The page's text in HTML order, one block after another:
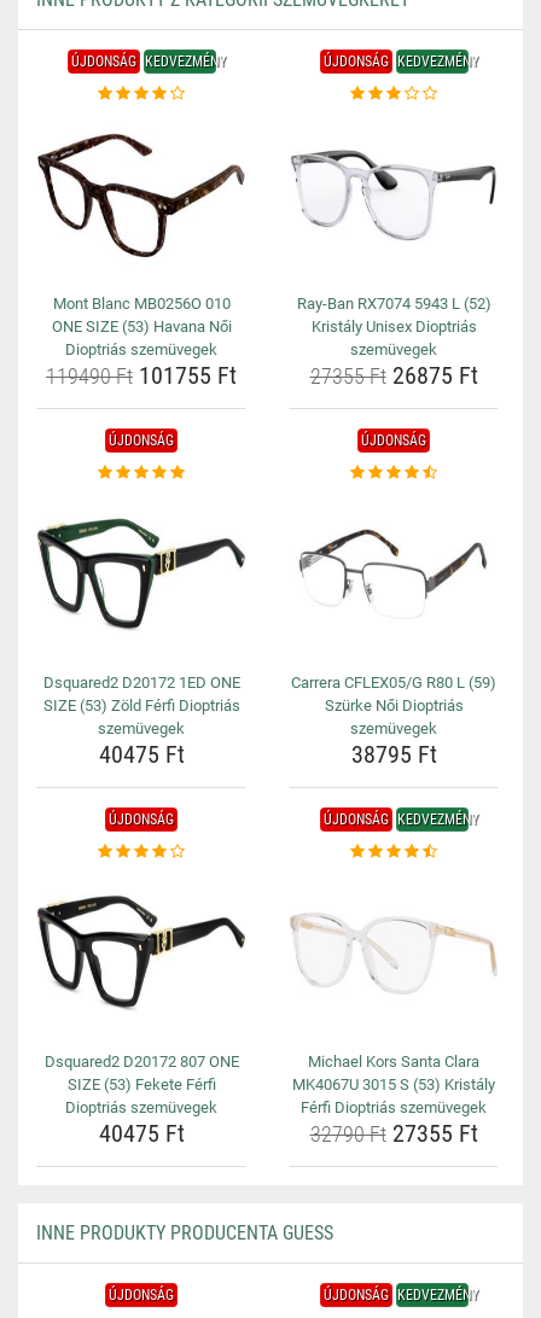
ÚJDONSÁG KEDVEZMÉNY
Mont Blanc MB0256O 010
ONE SIZE (53) Havana Női
Dioptriás szemüvegek
119490 Ft 101755 Ft
ÚJDONSÁG KEDVEZMÉNY
Ray-Ban RX7074 5943 L (52)
Kristály Unisex Dioptriás
szemüvegek
27355 Ft26875 Ft
ÚJDONSÁG
Dsquared2 D20172 1ED ONE
SIZE (53) Zöld Férfi Dioptriás
szemüvegek
40475 Ft
ÚJDONSÁG
Carrera CFLEX05/G R80 L (59)
Szürke Női Dioptriás
szemüvegek
38795 Ft
ÚJDONSÁG
Dsquared2 D20172 807 ONE
SIZE (53) Fekete Férfi
Dioptriás szemüvegek
40475 Ft
ÚJDONSÁG KEDVEZMÉNY
Michael Kors Santa Clara
MK4067U 3015 S (53) Kristály
Férfi Dioptriás szemüvegek
32790 Ft27355 Ft
INNE PRODUKTY PRODUCENTA GUESS
ÚJDONSÁG ÚJDONSÁG KEDVEZMÉNY